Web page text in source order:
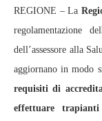
REGIONE – La
regolamentazione
dell’assessore alla
aggiornano in modo
requisiti di
effettuare